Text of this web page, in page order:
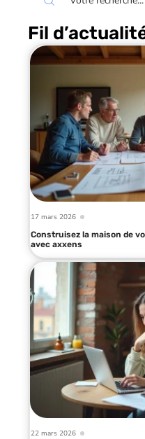
Fil
17 mars 2026
Construisez la maison de
avec axxens
22 mars 2026